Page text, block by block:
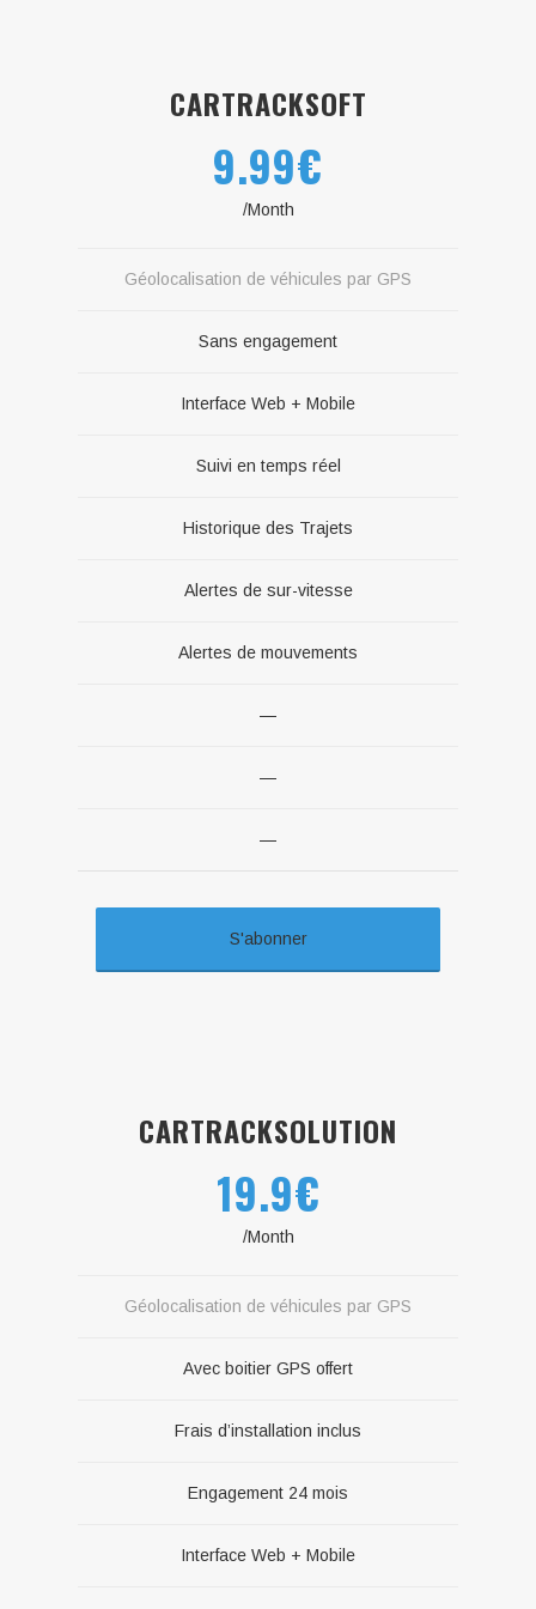
CARTRACKSOFT
9.99€
/Month
Géolocalisation de véhicules par GPS
Sans engagement
Interface Web + Mobile
Suivi en temps réel
Historique des Trajets
Alertes de sur-vitesse
Alertes de mouvements
—
—
—
S'abonner
CARTRACKSOLUTION
19.9€
/Month
Géolocalisation de véhicules par GPS
Avec boitier GPS offert
Frais d’installation inclus
Engagement 24 mois
Interface Web + Mobile